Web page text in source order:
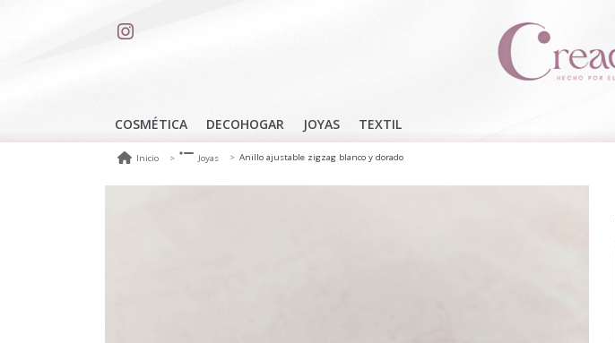
COSMÉTICA DECOHOGAR JOYAS TEXTIL
Inicio Joyas Anillo ajustable zigzag blanco y dorado